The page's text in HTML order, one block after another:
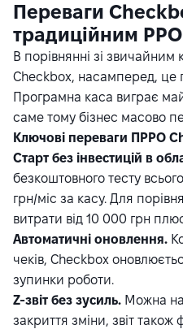
Переваги
традиційним РРО
В порівнянні зі
Checkbox, насамперед, це
Програмна каса виграє
саме тому бізнес масово
Ключові переваги ПРРО
Старт без інвестицій в
безкоштовного тесту
грн/міс за касу. Для
витрати від 10 000 грн
Автоматичні оновлення.
чеків, Checkbox
зупинки роботи.
Z-звіт без зусиль. Можна
закриття зміни, звіт